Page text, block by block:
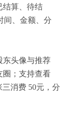
结算、待结
间、金额、分
东头像与推荐
圈；支持查看
消费 50元，分